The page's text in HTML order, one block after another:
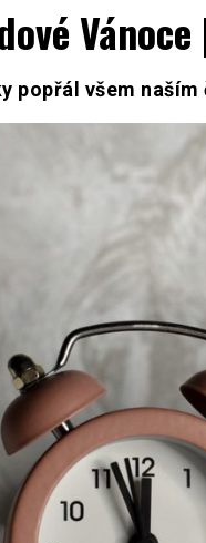
popřál všem